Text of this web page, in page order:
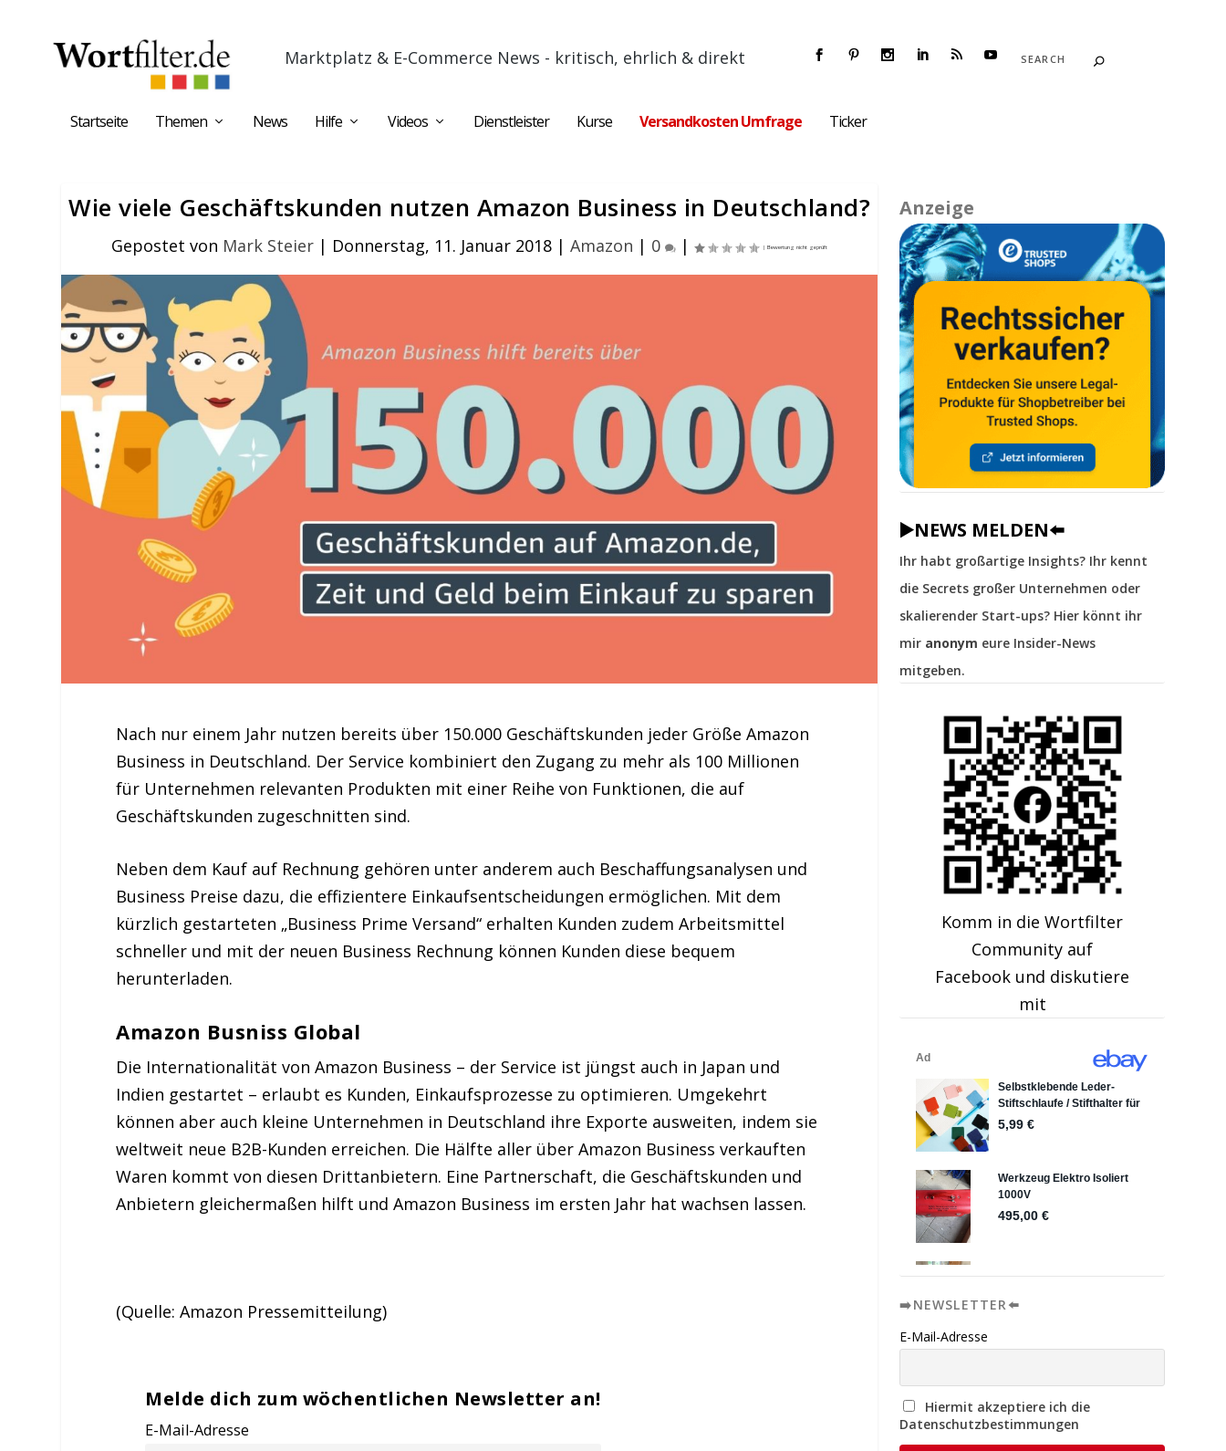
Marktplatz & E-Commerce News - kritisch, ehrlich & direkt
Startseite Themen News Hilfe Videos Dienstleister Kurse Versandkosten Umfrage Ticker
Wie viele Geschäftskunden nutzen Amazon Business in Deutschland?
Gepostet von Mark Steier | Donnerstag, 11. Januar 2018 |Amazon | 0 |
Nach nur einem Jahr nutzen bereits über 150.000 Geschäftskunden jeder Größe Amazon
Business in Deutschland. Der Service kombiniert den Zugang zu mehr als 100 Millionen
für Unternehmen relevanten Produkten mit einer Reihe von Funktionen, die auf
Geschäftskunden zugeschnitten sind.
Neben dem Kauf auf Rechnung gehören unter anderem auch Beschaffungsanalysen und
Business Preise dazu, die effizientere Einkaufsentscheidungen ermöglichen. Mit dem
kürzlich gestarteten „Business Prime Versand“ erhalten Kunden zudem Arbeitsmittel
schneller und mit der neuen Business Rechnung können Kunden diese bequem
herunterladen.
Amazon Busniss Global
Die Internationalität von Amazon Business – der Service ist jüngst auch in Japan und
Indien gestartet – erlaubt es Kunden, Einkaufsprozesse zu optimieren. Umgekehrt
können aber auch kleine Unternehmen in Deutschland ihre Exporte ausweiten, indem sie
weltweit neue B2B-Kunden erreichen. Die Hälfte aller über Amazon Business verkauften
Waren kommt von diesen Drittanbietern. Eine Partnerschaft, die Geschäftskunden und
Anbietern gleichermaßen hilft und Amazon Business im ersten Jahr hat wachsen lassen.
(Quelle: Amazon Pressemitteilung)
Melde dich zum wöchentlichen Newsletter an!
E-Mail-Adresse
Anzeige
▶️NEWS MELDEN⬅️
Ihr habt großartige Insights? Ihr kennt
die Secrets großer Unternehmen oder
skalierender Start-ups? Hier könnt ihr
mir anonym eure Insider-News
mitgeben.
Komm in die Wortfilter
Community auf
Facebook und diskutiere
mit
➡️NEWSLETTER⬅️
E-Mail-Adresse
Hiermit akzeptiere ich die
Datenschutzbestimmungen